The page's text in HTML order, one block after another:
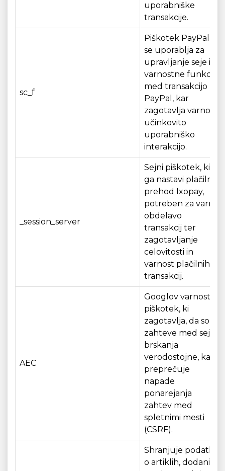
uporabniške
transakcije.
sc_f
Piškotek PayPal, ki
se uporablja za
upravljanje seje in
varnostne funkcije
med transakcijo
PayPal, kar
zagotavlja varno in
učinkovito
uporabniško
interakcijo.
_session_server
Sejni piškotek, ki
ga nastavi plačilni
prehod Ixopay,
potreben za varno
obdelavo
transakcij ter
zagotavljanje
celovitosti in
varnost plačilnih
transakcij.
AEC
Googlov varnostni
piškotek, ki
zagotavlja, da so
zahteve med sejo
brskanja
verodostojne, kar
preprečuje
napade
ponarejanja
zahtev med
spletnimi mesti
(CSRF).
Shranjuje podatke
o artiklih, dodanih